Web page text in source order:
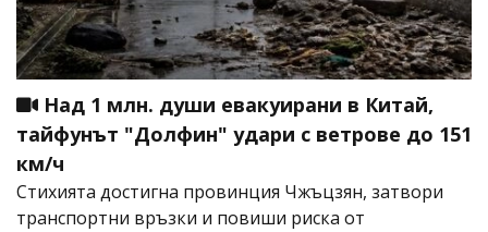
Над 1 млн. души евакуирани в Китай,
тайфунът "Долфин" удари с ветрове до 151
км/ч
Стихията достигна провинция Чжъцзян, затвори
транспортни връзки и повиши риска от